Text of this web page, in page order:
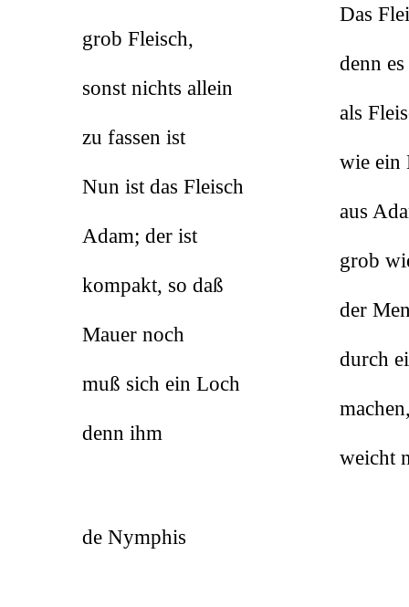
Das Fleisch aus
grob Fleisch,
denn es ist
sonst nichts allein
als Fleisch, das
zu fassen ist
wie ein Holz
Nun ist das Fleisch
aus Adam der
Adam; der ist
grob wie die
kompakt, so daß
der Mensch nit
Mauer noch
durch eine Wand
muß sich ein Loch
machen, dadurch
denn ihm
weicht
de Nymphis